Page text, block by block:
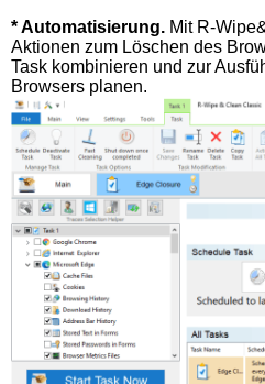
* Automatisierung. Mit R-
Aktionen zum Löschen des
Task kombinieren und zur
Browsers planen.